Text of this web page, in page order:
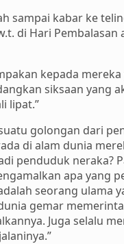
sampai kabar ke
di Hari
kepada
siksaan yang
lipat.”
golongan dari
di alam dunia
penduduk neraka?
apa yang
seorang ulama
gemar
Juga selalu